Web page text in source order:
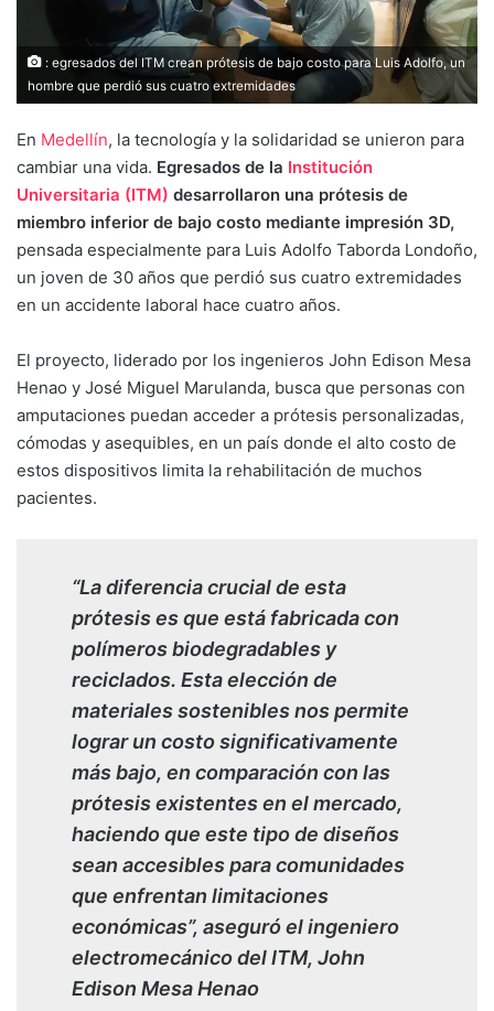
: egresados del ITM crean prótesis de bajo costo para Luis Adolfo, un
hombre que perdió sus cuatro extremidades
En Medellín, la tecnología y la solidaridad se unieron para
cambiar una vida. Egresados de la Institución
Universitaria (ITM) desarrollaron una prótesis de
miembro inferior de bajo costo mediante impresión 3D,
pensada especialmente para Luis Adolfo Taborda Londoño,
un joven de 30 años que perdió sus cuatro extremidades
en un accidente laboral hace cuatro años.
El proyecto, liderado por los ingenieros John Edison Mesa
Henao y José Miguel Marulanda, busca que personas con
amputaciones puedan acceder a prótesis personalizadas,
cómodas y asequibles, en un país donde el alto costo de
estos dispositivos limita la rehabilitación de muchos
pacientes.
“La diferencia crucial de esta
prótesis es que está fabricada con
polímeros biodegradables y
reciclados. Esta elección de
materiales sostenibles nos permite
lograr un costo significativamente
más bajo, en comparación con las
prótesis existentes en el mercado,
haciendo que este tipo de diseños
sean accesibles para comunidades
que enfrentan limitaciones
económicas”, aseguró el ingeniero
electromecánico del ITM, John
Edison Mesa Henao